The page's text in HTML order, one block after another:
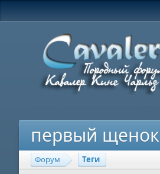
первый щенок
Форум Теги